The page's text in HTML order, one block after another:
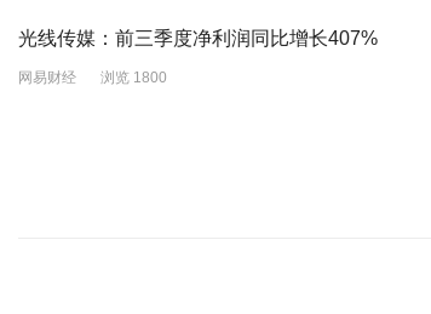
光线传媒：前三季度净利润同比增长407%
网易财经 浏览 1800